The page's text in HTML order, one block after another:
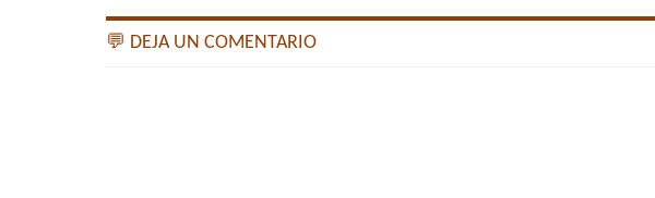
💬 DEJA UN COMENTARIO